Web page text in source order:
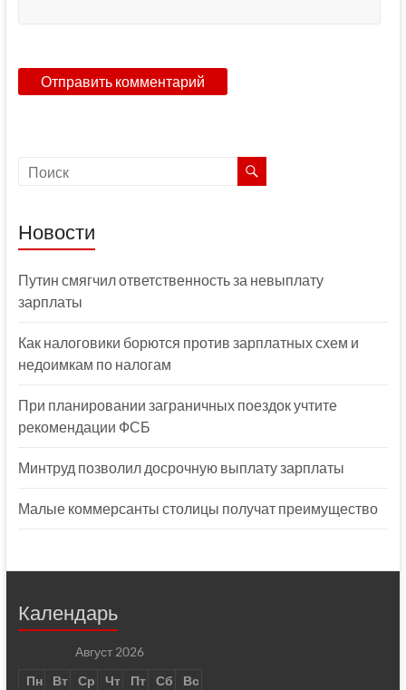
Новости
Путин смягчил ответственность за невыплату
зарплаты
Как налоговики борются против зарплатных схем и
недоимкам по налогам
При планировании заграничных поездок учтите
рекомендации ФСБ
Минтруд позволил досрочную выплату зарплаты
Малые коммерсанты столицы получат преимущество
Календарь
Август 2026
Пн
Вт Ср Чт Пт Сб
Вс